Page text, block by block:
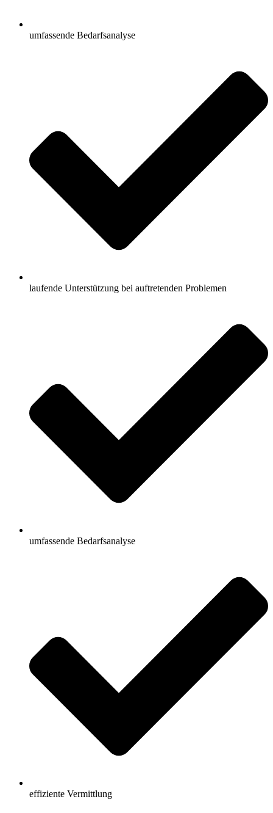
umfassende Bedarfsanalyse
laufende Unterstützung bei auftretenden Problemen
umfassende Bedarfsanalyse
effiziente Vermittlung